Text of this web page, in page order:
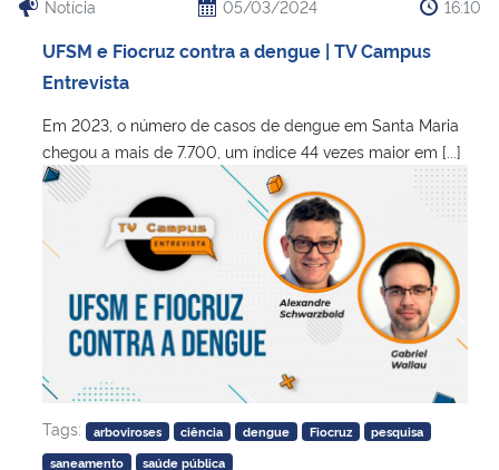
Notícia 05/03/2024 16:10
UFSM e Fiocruz contra a dengue | TV Campus
Entrevista
Em 2023, o número de casos de dengue em Santa Maria
chegou a mais de 7.700, um índice 44 vezes maior em [...]
Tags: arboviroses ciência dengue Fiocruz
pesquisa
saneamento
saúde pública